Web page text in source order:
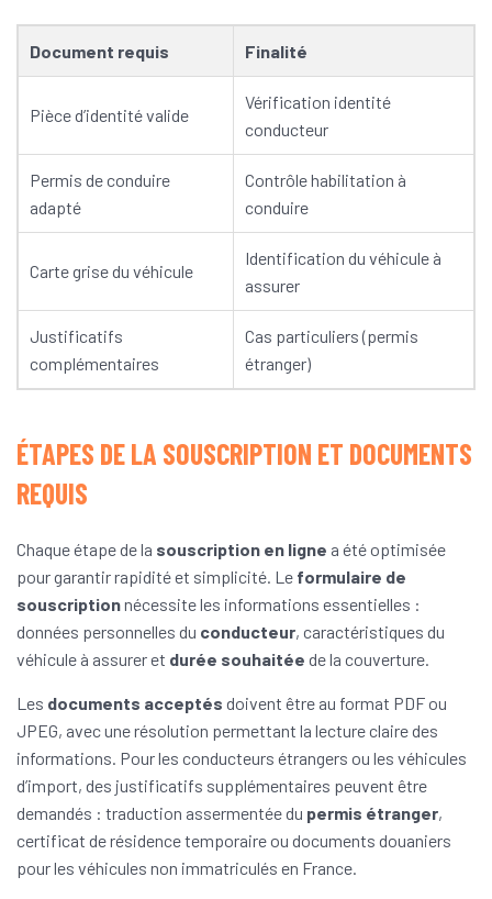
Document requis Finalité
Pièce d’identité valide
Vérification identité
conducteur
Permis de conduire
adapté
Contrôle habilitation à
conduire
Carte grise du véhicule
Identification du véhicule à
assurer
Justificatifs
complémentaires
Cas particuliers (permis
étranger)
ÉTAPES DE LA SOUSCRIPTION ET DOCUMENTS
REQUIS
Chaque étape de la souscription en ligne a été optimisée
pour garantir rapidité et simplicité. Le formulaire de
souscriptionnécessite les informations essentielles :
données personnelles du conducteur, caractéristiques du
véhicule à assurer et durée souhaitée de la couverture.
Les documents acceptés doivent être au format PDF ou
JPEG, avec une résolution permettant la lecture claire des
informations. Pour les conducteurs étrangers ou les véhicules
d’import, des justificatifs supplémentaires peuvent être
demandés : traduction assermentée du permis étranger,
certificat de résidence temporaire ou documents douaniers
pour les véhicules non immatriculés en France.